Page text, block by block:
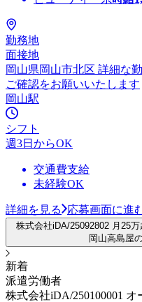
勤務地
面接地
岡山県岡山市北区 詳細な
ご確認をお願いいたします
岡山駅
シフト
週3日からOK
交通費支給
未経験OK
詳細を見る 応募画面に進
株式会社iDA/25092802 月25
岡山高島屋
新着
派遣労働者
株式会社iDA/250100001 オ